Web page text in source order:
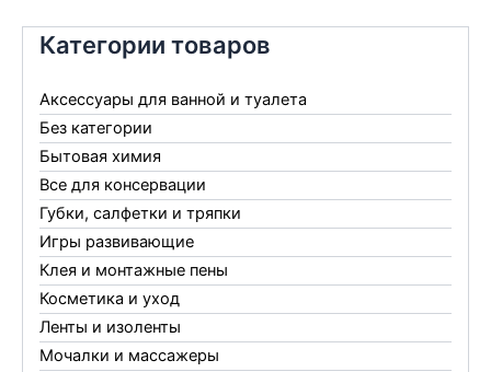
Категории товаров
Аксессуары для ванной и туалета
Без категории
Бытовая химия
Все для консервации
Губки, салфетки и тряпки
Игры развивающие
Клея и монтажные пены
Косметика и уход
Ленты и изоленты
Мочалки и массажеры